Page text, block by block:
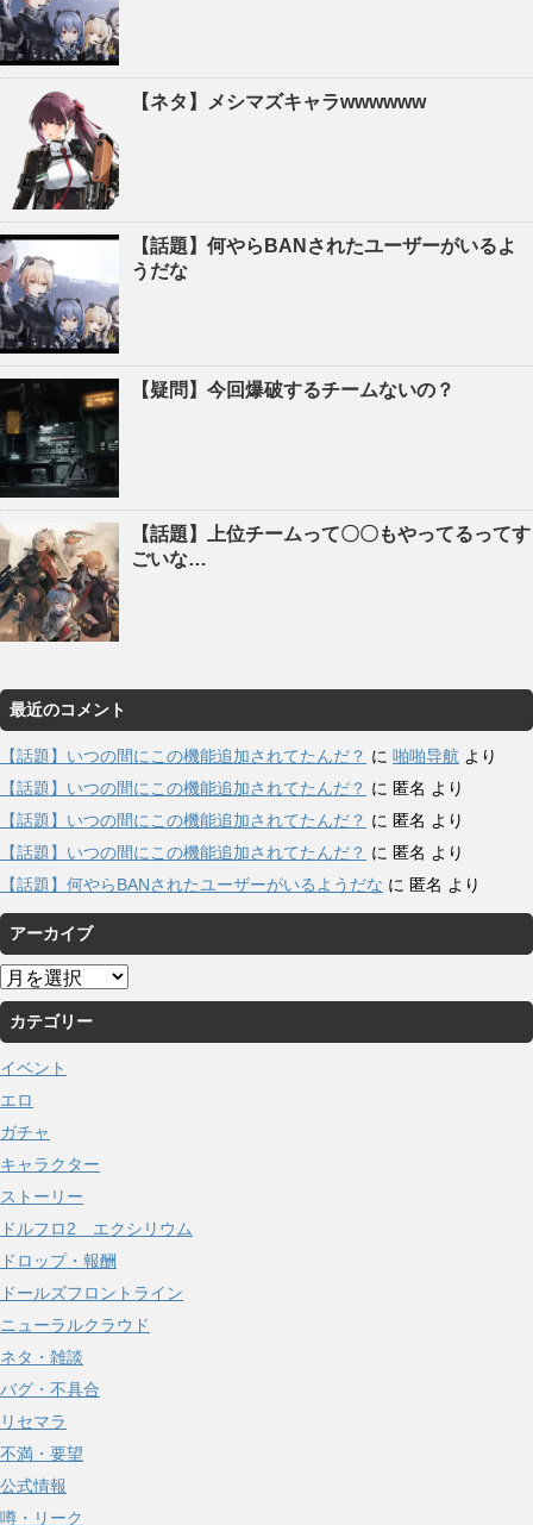
【ネタ】メシマズキャラwwwwww
【話題】何やらBANされたユーザーがいるよ
うだな
【疑問】今回爆破するチームないの？
【話題】上位チームって〇〇もやってるってす
ごいな…
最近のコメント
【話題】いつの間にこの機能追加されてたんだ？ に 啪啪导航 より
【話題】いつの間にこの機能追加されてたんだ？ に 匿名 より
【話題】いつの間にこの機能追加されてたんだ？ に 匿名 より
【話題】いつの間にこの機能追加されてたんだ？ に 匿名 より
【話題】何やらBANされたユーザーがいるようだな に 匿名 より
アーカイブ
ア
ー
カ
イ
ブ
カテゴリー
イベント
エロ
ガチャ
キャラクター
ストーリー
ドルフロ2 エクシリウム
ドロップ・報酬
ドールズフロントライン
ニューラルクラウド
ネタ・雑談
バグ・不具合
リセマラ
不満・要望
公式情報
噂・リーク